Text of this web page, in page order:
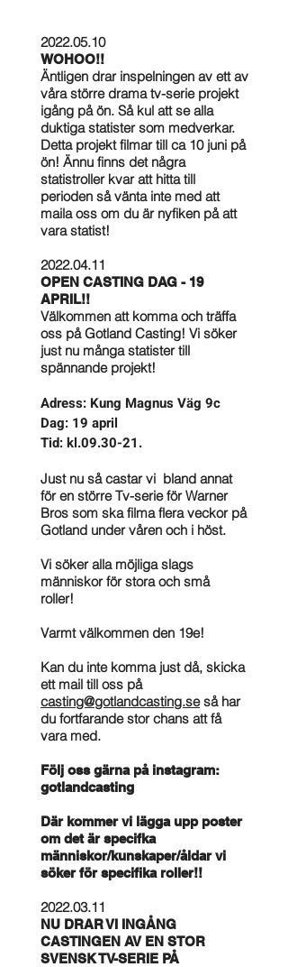
2022.05.10
WOHOO!!
Äntligen drar inspelningen av ett av
våra större drama tv-serie projekt
igång på ön. Så kul att se alla
duktiga statister som medverkar.
Detta projekt filmar till ca 10 juni på
ön! Ännu finns det några
statistroller kvar att hitta till
perioden så vänta inte med att
maila oss om du är nyfiken på att
vara statist!
2022.04.11
OPEN CASTING DAG - 19
APRIL!!
Välkommen att komma och träffa
oss på Gotland Casting! Vi söker
just nu många statister till
spännande projekt!
Adress: Kung Magnus Väg 9c
Dag: 19 april
Tid: kl.09.30-21.
Just nu så castar vi bland annat
för en större Tv-serie för Warner
Bros som ska filma flera veckor på
Gotland under våren och i höst.
Vi söker alla möjliga slags
människor för stora och små
roller!
Varmt välkommen den 19e!
Kan du inte komma just då, skicka
ett mail till oss på
casting@gotlandcasting.seså har
du fortfarande stor chans att få
vara med.
Följ oss gärna på instagram:
gotlandcasting
Där kommer vi lägga upp poster
om det är specifka
människor/kunskaper/åldar vi
söker för specifika roller!!
2022.03.11
NU DRAR VI INGÅNG
CASTINGEN AV EN STOR
SVENSK TV-SERIE PÅ